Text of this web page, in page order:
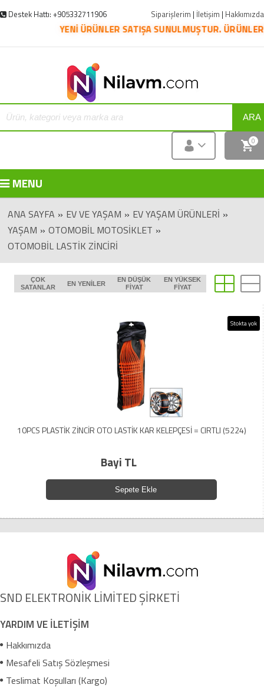
Destek Hattı: +905332711906 Siparişlerim | İletişim | Hakkımızda
YENİ ÜRÜNLER SATIŞA SUNULMUŞTUR.
ARA
0
MENU
ANA SAYFA » EV VE YAŞAM » EV YAŞAM ÜRÜNLERI »
YAŞAM » OTOMOBIL MOTOSIKLET »
OTOMOBIL LASTIK ZINCIRI
ÇOK
SATANLAR
EN YENILER
EN DÜŞÜK
FIYAT
EN YÜKSEK
FIYAT
Stokta yok
10PCS PLASTİK ZİNCİR OTO LASTİK KAR KELEPÇESİ = CIRTLI (5224)
Bayi TL
Sepete Ekle
SND ELEKTRONİK LİMİTED ŞİRKETİ
YARDIM VE İLETİŞİM
Hakkımızda
Mesafeli Satış Sözleşmesi
Teslimat Koşulları (Kargo)